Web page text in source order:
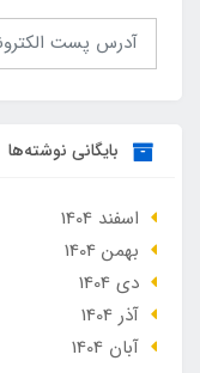
بایگانی نوشته‌ها
اسفند 1404
بهمن 1404
دی 1404
آذر 1404
آبان 1404